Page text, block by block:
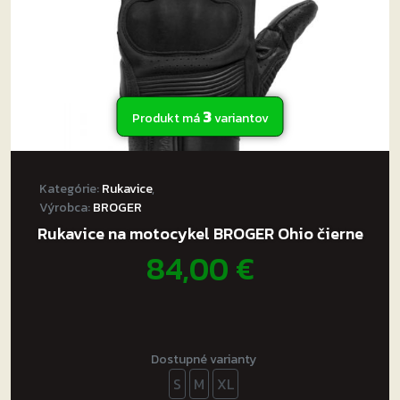
produktu.
Produkt má3variantov
Kategórie:Rukavice,
Výrobca:BROGER
Rukavice na motocykel BROGER Ohio čierne
84,00€
Dostupné varianty
S M XL